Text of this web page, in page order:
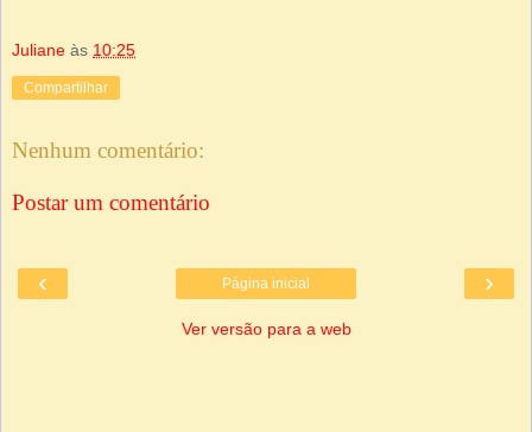
Juliane às 10:25
Compartilhar
Nenhum comentário:
Postar um comentário
‹ ›
Página inicial
Ver versão para a web